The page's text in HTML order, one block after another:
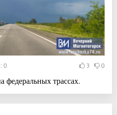
0 3 0
федеральных трассах.